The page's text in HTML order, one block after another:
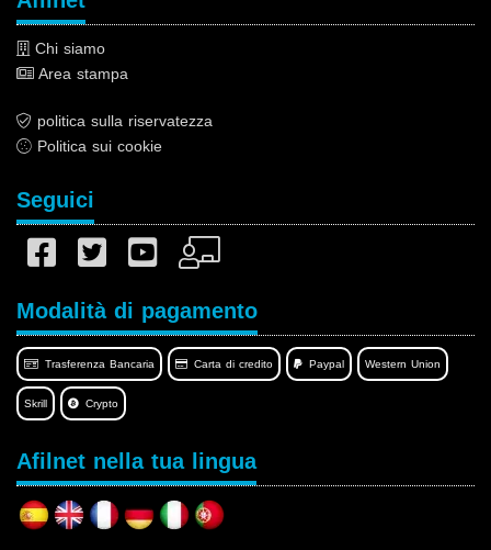
Chi siamo
Area stampa
politica sulla riservatezza
Politica sui cookie
Seguici
Modalità di pagamento
Trasferenza Bancaria Carta di credito Paypal Western Union
Skrill Crypto
Afilnet nella tua lingua